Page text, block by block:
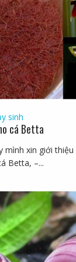
sinh
cá Betta
mình xin giới
Betta, –...